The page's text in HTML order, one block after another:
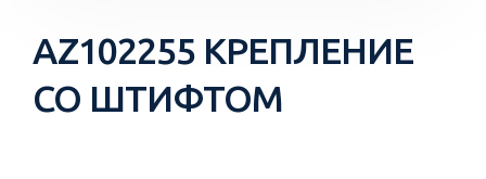
AZ102255 КРЕПЛЕНИЕ
СО ШТИФТОМ